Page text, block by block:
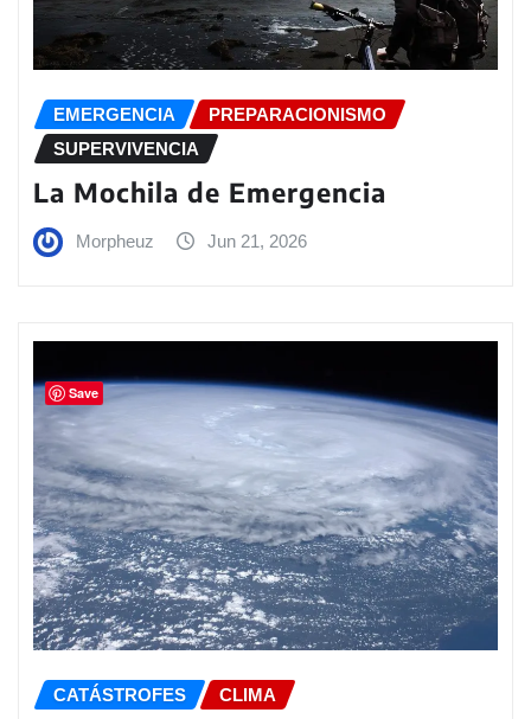
EMERGENCIA
PREPARACIONISMO
SUPERVIVENCIA
La Mochila de Emergencia
Morpheuz Jun 21, 2026
CATÁSTROFES CLIMA
Save